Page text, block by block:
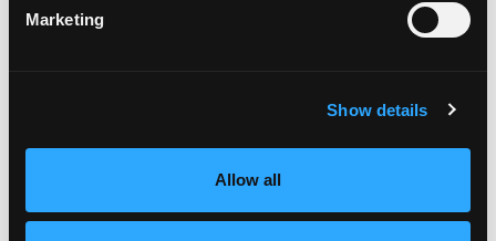
Marketing
Show details
Allow all
enero 2020
junio 2018